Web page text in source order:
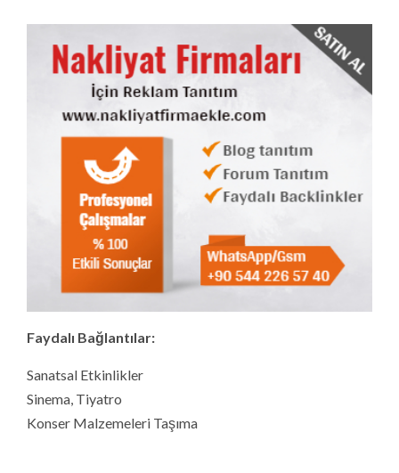
Faydalı Bağlantılar:
Sanatsal Etkinlikler
Sinema, Tiyatro
Konser Malzemeleri Taşıma